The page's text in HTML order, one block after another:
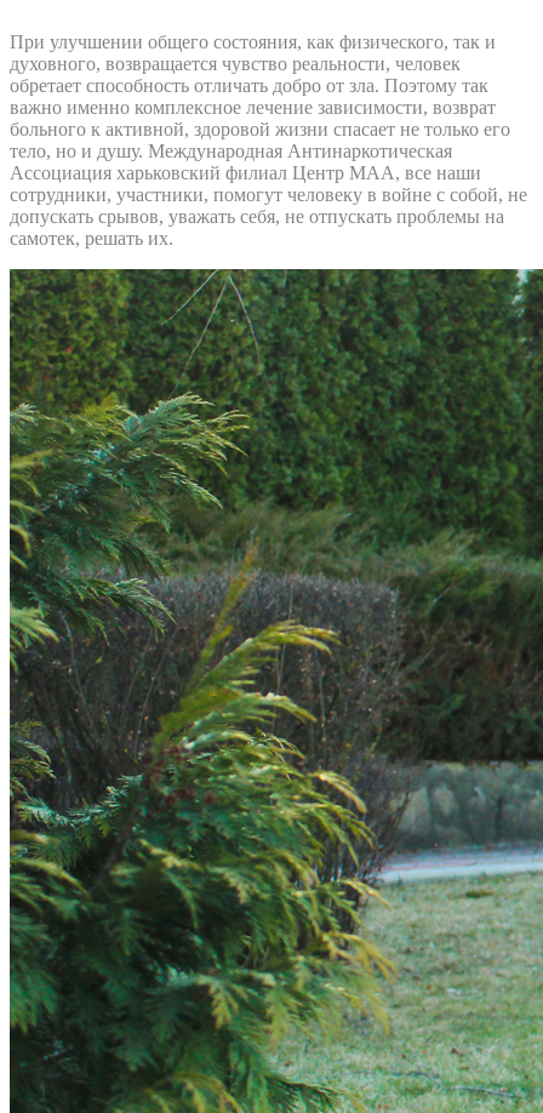
При улучшении общего состояния, как физического, так и
духовного, возвращается чувство реальности, человек
обретает способность отличать добро от зла. Поэтому так
важно именно комплексное лечение зависимости, возврат
больного к активной, здоровой жизни спасает не только его
тело, но и душу. Международная Антинаркотическая
Ассоциация харьковский филиал Центр МАА, все наши
сотрудники, участники, помогут человеку в войне с собой, не
допускать срывов, уважать себя, не отпускать проблемы на
самотек, решать их.